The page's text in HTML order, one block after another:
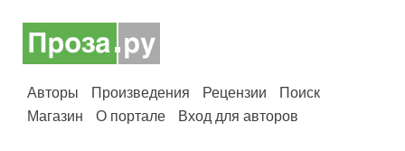
Авторы Произведения Рецензии
Поиск
Магазин
О портале Вход для авторов